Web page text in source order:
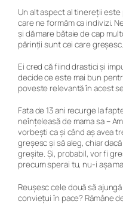
Un alt aspect al tinereții
care ne formăm ca indivizi.
și dă mare bătaie de cap
părinții sunt cei care greșesc.
Ei cred că fiind drastici și
decide ce este mai bun
poveste relevantă în acest
Fata de 13 ani recurge la
neînțeleasă de mama sa –
vorbești ca și când aș avea
greșesc și să aleg, chiar
greșite. Și, probabil, vor fi
precum sperai tu, nu-i așa
Reușesc cele două să
conviețui în pace? Rămâne